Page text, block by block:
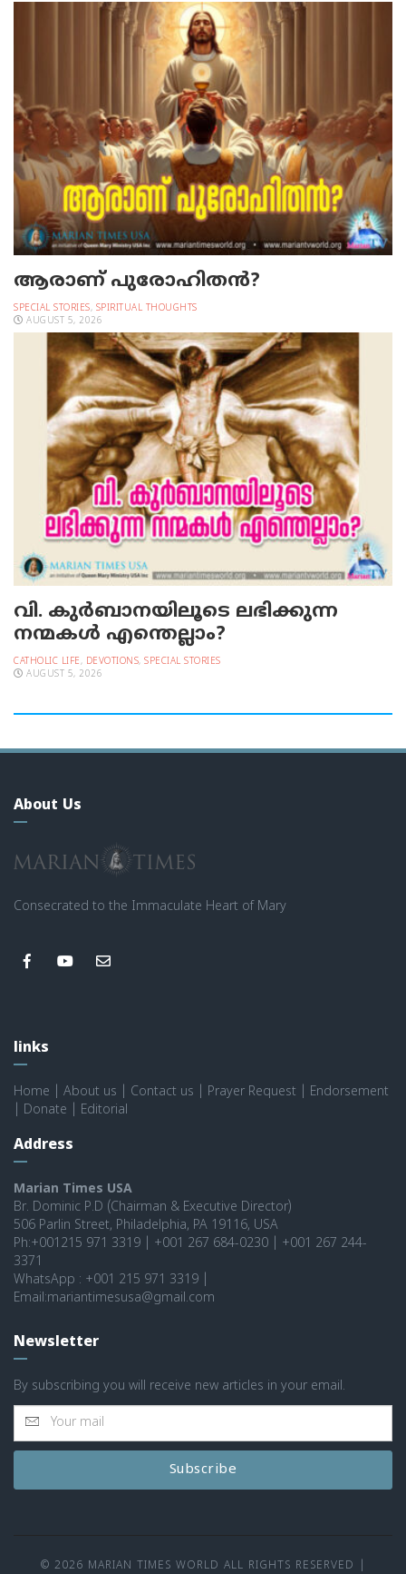
ആരാണ് പുരോഹിതൻ?
SPECIAL STORIES, SPIRITUAL THOUGHTS
AUGUST 5, 2026
വി. കുര്‍ബാനയിലൂടെ ലഭിക്കുന്ന
നന്മകള്‍ എന്തെല്ലാം?
CATHOLIC LIFE, DEVOTIONS, SPECIAL STORIES
AUGUST 5, 2026
About Us
Consecrated to the Immaculate Heart of Mary
links
Home About us Contact us Prayer Request
Endorsement
Donate Editorial
Address
Marian Times USA
Br. Dominic P.D (Chairman & Executive Director)
506 Parlin Street, Philadelphia, PA 19116, USA
Ph:+001215 971 3319 | +001 267 684-0230 | +001 267 244-
3371
WhatsApp : +001 215 971 3319 |
Email:mariantimesusa@gmail.com
Newsletter
By subscribing you will receive new articles in your email.
Subscribe
© 2026 MARIAN TIMES WORLD ALL RIGHTS RESERVED